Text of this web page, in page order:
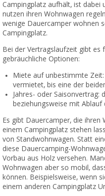
Campingplatz aufhält, ist dabei
nutzen ihren Wohnwagen
wenige Dauercamper wohnen
Campingplatz.
Bei der Vertragslaufzeit gibt es
gebräuchliche Optionen:
Miete auf unbestimmte
vermietet, bis eine der
Jahres- oder Saisonvertrag:
beziehungsweise mit
Es gibt Dauercamper, die ihren
einem Campingplatz stehen
von Standwohnwagen. Statt
diese Dauercamping-
Vorbau aus Holz versehen.
Wohnwagen aber so mobil,
können. Beispielsweise, wenn
einem anderen Campingplatz